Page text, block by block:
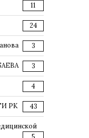
11
24
3
3
4
РК 43